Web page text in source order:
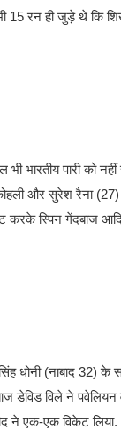
15 रन ही जुड़े थे कि
भारतीय पारी को
और सुरेश रैना
करके स्पिन गेंदबाज
धोनी (नाबाद 32) के
डेविड विले ने पवेलियन
ने एक-एक विकेट लिया.